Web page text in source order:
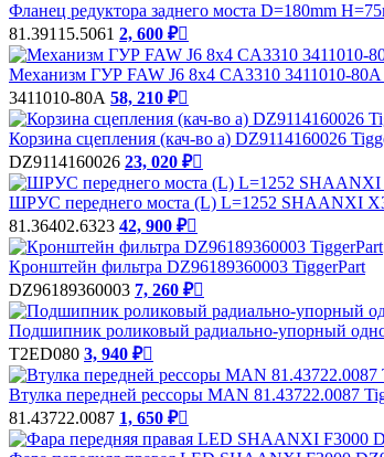
Фланец редуктора заднего моста D=180mm
81.39115.5061 2, 600 ₽
Механизм ГУР FAW J6 8х4 CA3310 3411010-80А
3411010-80А 58, 210 ₽
Корзина сцепления (кач-во а) DZ9114160026
DZ9114160026 23, 020 ₽
ШРУС переднего моста (L) L=1252 SHAANXI
81.36402.6323 42, 900 ₽
Кронштейн фильтра DZ96189360003 TiggerPart
DZ96189360003 7, 260 ₽
Подшипник роликовый радиально-упорный
T2ED080 3, 940 ₽
Втулка передней рессоры MAN 81.43722.0087
81.43722.0087 1, 650 ₽